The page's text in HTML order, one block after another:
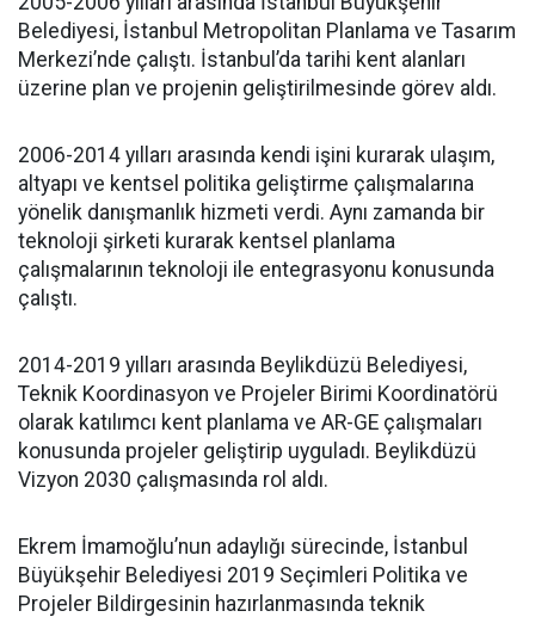
Belediyesi, İstanbul Metropolitan Planlama ve Tasarım
Merkezi’nde çalıştı. İstanbul’da tarihi kent alanları
üzerine plan ve projenin geliştirilmesinde görev aldı.
2006-2014 yılları arasında kendi işini kurarak ulaşım,
altyapı ve kentsel politika geliştirme çalışmalarına
yönelik danışmanlık hizmeti verdi. Aynı zamanda bir
teknoloji şirketi kurarak kentsel planlama
çalışmalarının teknoloji ile entegrasyonu konusunda
çalıştı.
2014-2019 yılları arasında Beylikdüzü Belediyesi,
Teknik Koordinasyon ve Projeler Birimi Koordinatörü
olarak katılımcı kent planlama ve AR-GE çalışmaları
konusunda projeler geliştirip uyguladı. Beylikdüzü
Vizyon 2030 çalışmasında rol aldı.
Ekrem İmamoğlu’nun adaylığı sürecinde, İstanbul
Büyükşehir Belediyesi 2019 Seçimleri Politika ve
Projeler Bildirgesinin hazırlanmasında teknik